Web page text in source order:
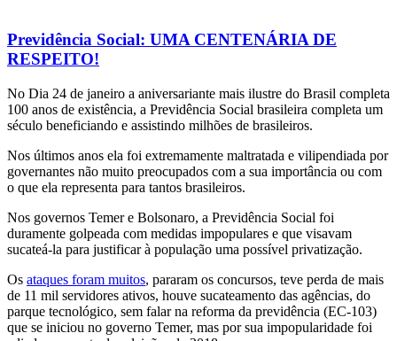
Previdência Social: UMA CENTENÁRIA DE
RESPEITO!
No Dia 24 de janeiro a aniversariante mais ilustre do Brasil completa
100 anos de existência, a Previdência Social brasileira completa um
século beneficiando e assistindo milhões de brasileiros.
Nos últimos anos ela foi extremamente maltratada e vilipendiada por
governantes não muito preocupados com a sua importância ou com
o que ela representa para tantos brasileiros.
Nos governos Temer e Bolsonaro, a Previdência Social foi
duramente golpeada com medidas impopulares e que visavam
sucateá-la para justificar à população uma possível privatização.
Os ataques foram muitos, pararam os concursos, teve perda de mais
de 11 mil servidores ativos, houve sucateamento das agências, do
parque tecnológico, sem falar na reforma da previdência (EC-103)
que se iniciou no governo Temer, mas por sua impopularidade foi